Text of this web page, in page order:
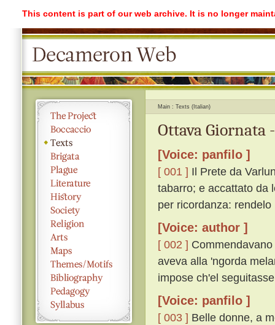
This content is part of our web archive. It is no longer
Main Texts (Italian)
Ottava Giornata
[Voice: panfilo ]
[ 001 ] Il Prete da
tabarro; e accattato da
per ricordanza:
[Voice: author ]
[ 002 ]
aveva alla 'ngorda
impose ch'el
[Voice: panfilo ]
[ 003 ] Belle donne, a